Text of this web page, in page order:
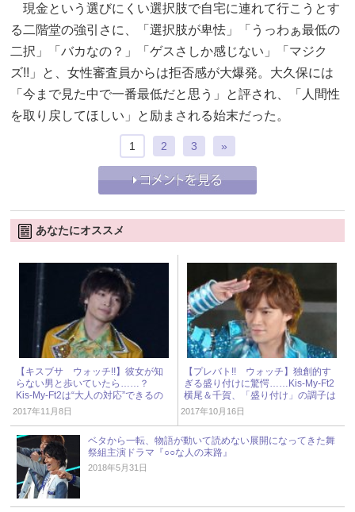
現金という選びにくい選択肢で自宅に連れて行こうとす
る二階堂の強引さに、「選択肢が卑怯」「うっわぁ最低の
二択」「バカなの？」「ゲスさしか感じない」「マジク
ズ!!」と、女性審査員からは拒否感が大爆発。大久保には
「今まで見た中で一番最低だと思う」と評され、「人間性
を取り戻してほしい」と励まされる始末だった。
1 2 3 »
あなたにオススメ
【キスブサ ウォッチ!!】彼女が知
らない男と歩いていたら……？
Kis-My-Ft2は“大人の対応”できるの
か!?
2017年11月8日
【プレバト!! ウォッチ】独創的す
ぎる盛り付けに驚愕……Kis-My-Ft2
横尾＆千賀、「盛り付け」の調子は
イマイチ!?
2017年10月16日
ベタから一転、物語が動いて読めない展開になってきた舞
祭組主演ドラマ『○○な人の末路』
2018年5月31日